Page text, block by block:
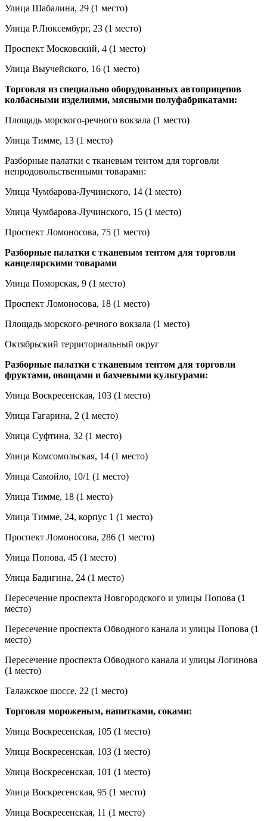
Улица Шабалина, 29 (1 место)
Улица Р.Люксембург, 23 (1 место)
Проспект Московский, 4 (1 место)
Улица Выучейского, 16 (1 место)
Торговля из специально оборудованных автоприцепов
колбасными изделиями, мясными полуфабрикатами:
Площадь морского-речного вокзала (1 место)
Улица Тимме, 13 (1 место)
Разборные палатки с тканевым тентом для торговли
непродовольственными товарами:
Улица Чумбарова-Лучинского, 14 (1 место)
Улица Чумбарова-Лучинского, 15 (1 место)
Проспект Ломоносова, 75 (1 место)
Разборные палатки с тканевым тентом для торговли
канцелярскими товарами
Улица Поморская, 9 (1 место)
Проспект Ломоносова, 18 (1 место)
Площадь морского-речного вокзала (1 место)
Октябрьский территориальный округ
Разборные палатки с тканевым тентом для торговли
фруктами, овощами и бахчевыми культурами:
Улица Воскресенская, 103 (1 место)
Улица Гагарина, 2 (1 место)
Улица Суфтина, 32 (1 место)
Улица Комсомольская, 14 (1 место)
Улица Самойло, 10/1 (1 место)
Улица Тимме, 18 (1 место)
Улица Тимме, 24, корпус 1 (1 место)
Проспект Ломоносова, 286 (1 место)
Улица Попова, 45 (1 место)
Улица Бадигина, 24 (1 место)
Пересечение проспекта Новгородского и улицы Попова (1
место)
Пересечение проспекта Обводного канала и улицы Попова (1
место)
Пересечение проспекта Обводного канала и улицы Логинова
(1 место)
Талажское шоссе, 22 (1 место)
Торговля мороженым, напитками, соками:
Улица Воскресенская, 105 (1 место)
Улица Воскресенская, 103 (1 место)
Улица Воскресенская, 101 (1 место)
Улица Воскресенская, 95 (1 место)
Улица Воскресенская, 11 (1 место)